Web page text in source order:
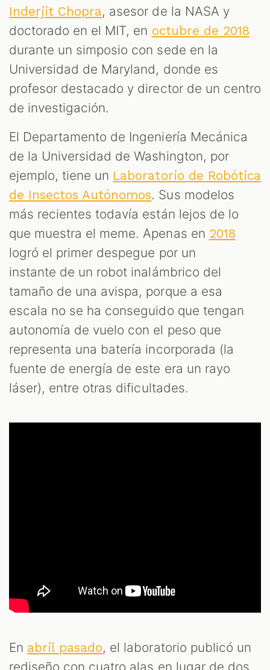
Inderjit Chopra, asesor de la NASA y
doctorado en el MIT, en octubre de 2018
durante un simposio con sede en la
Universidad de Maryland, donde es
profesor destacado y director de un centro
de investigación.
El Departamento de Ingeniería Mecánica
de la Universidad de Washington, por
ejemplo, tiene un Laboratorio de Robótica
de Insectos Autónomos. Sus modelos
más recientes todavía están lejos de lo
que muestra el meme. Apenas en 2018
logró el primer despegue por un
instante de un robot inalámbrico del
tamaño de una avispa, porque a esa
escala no se ha conseguido que tengan
autonomía de vuelo con el peso que
representa una batería incorporada (la
fuente de energía de este era un rayo
láser), entre otras dificultades.
En abril pasado, el laboratorio publicó un
rediseño con cuatro alas en lugar de dos,